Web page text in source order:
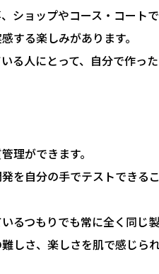
ショップやコース・コート
する楽しみがあります。
る人にとって、自分で作っ
理ができます。
を自分の手でテストできる
るつもりでも常に全く同じ
しさ、楽しさを肌で感じら